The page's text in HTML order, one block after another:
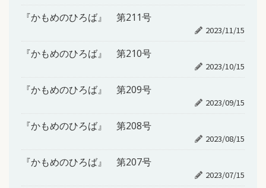
『かもめのひろば』 第211号
2023/11/15
『かもめのひろば』 第210号
2023/10/15
『かもめのひろば』 第209号
2023/09/15
『かもめのひろば』 第208号
2023/08/15
『かもめのひろば』 第207号
2023/07/15